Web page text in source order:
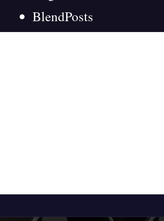
BlendPosts